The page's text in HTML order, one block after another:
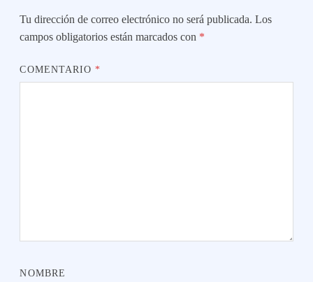
Tu dirección de correo electrónico no será publicada. Los
campos obligatorios están marcados con *
COMENTARIO*
NOMBRE